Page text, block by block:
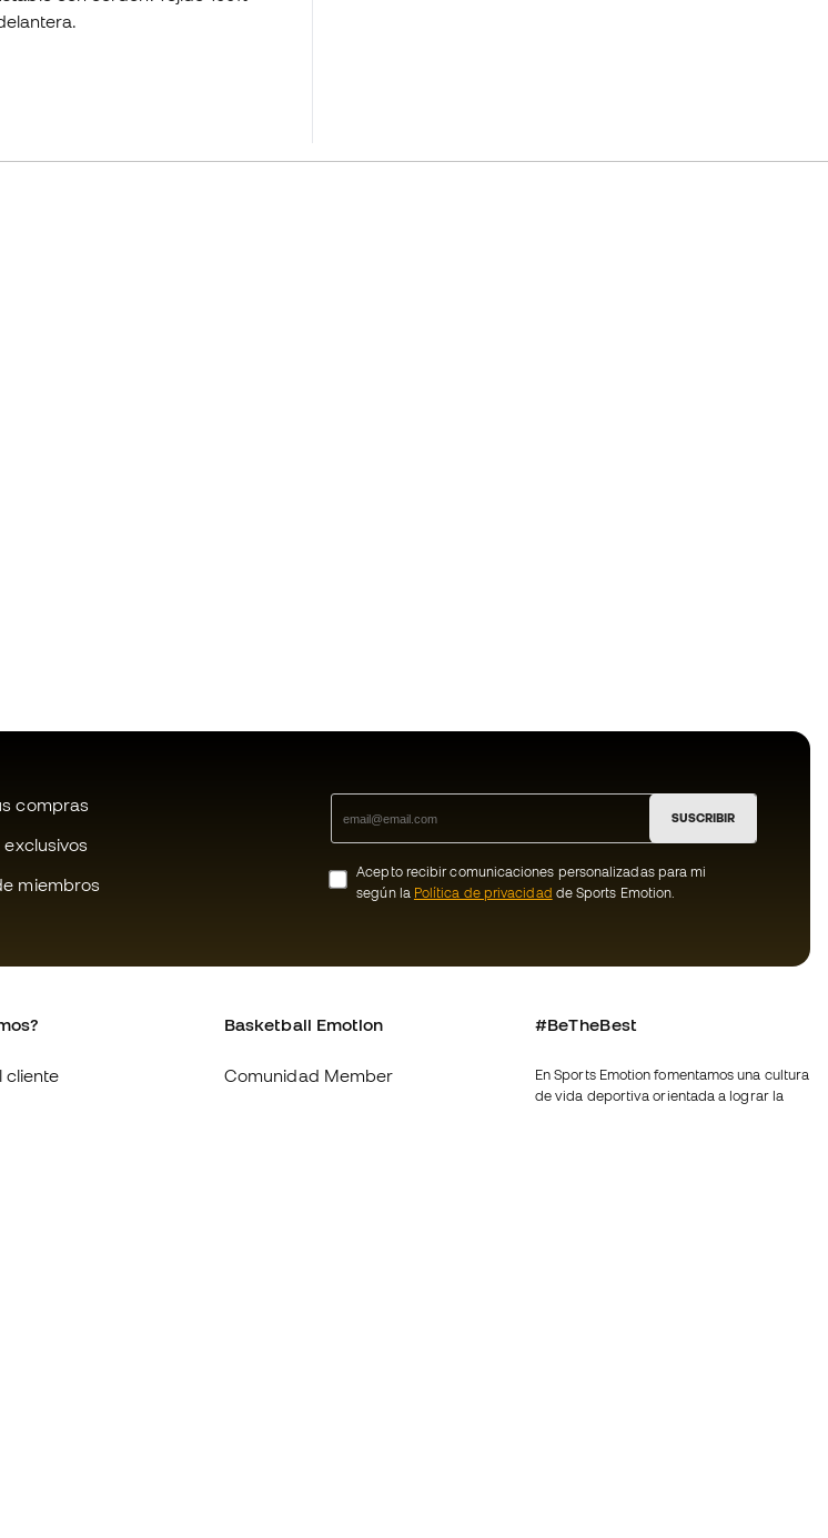
compras
miembros
SUSCRIBIR
Acepto recibir comunicaciones personalizadas para mi
según la Política de privacidad de Sports Emotion.
cliente
Basketball Emotion
Comunidad Member
#BeTheBest
En Sports Emotion fomentamos una cultura
de vida deportiva orientada a lograr la